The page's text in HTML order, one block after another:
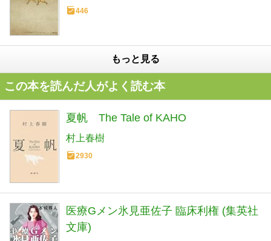
446
もっと見る
この本を読んだ人がよく読む本
夏帆 The Tale of KAHO
村上春樹
2930
医療Gメン氷見亜佐子 臨床利権 (集英社
文庫)